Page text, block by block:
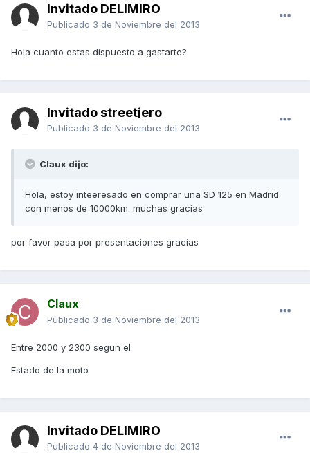
Invitado DELIMIRO
Publicado 3 de Noviembre del 2013
Hola cuanto estas dispuesto a gastarte?
Invitado streetjero
Publicado 3 de Noviembre del 2013
Claux dijo:
Hola, estoy inteeresado en comprar una SD 125 en Madrid
con menos de 10000km. muchas gracias
por favor pasa por presentaciones gracias
Claux
Publicado 3 de Noviembre del 2013
Entre 2000 y 2300 segun el
Estado de la moto
Invitado DELIMIRO
Publicado 4 de Noviembre del 2013